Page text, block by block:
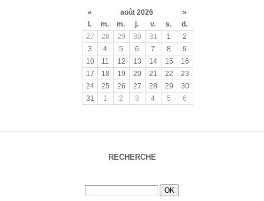
« août 2026
»
l.
m. m. j. v. s.
d.
27
28 29 30 31 1
2
3
4 5 6 7 8
9
10
11 12 13 14 15
16
17
18 19 20 21 22
23
24
25 26 27 28 29
30
31
1 2 3 4 5 6
RECHERCHE